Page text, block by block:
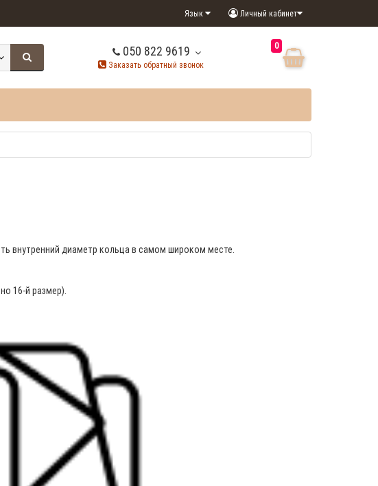
Личный кабинет
Язык
050 822 9619
Заказать обратный звонок
0
внутренний диаметр кольца в самом широком месте.
16-й размер).